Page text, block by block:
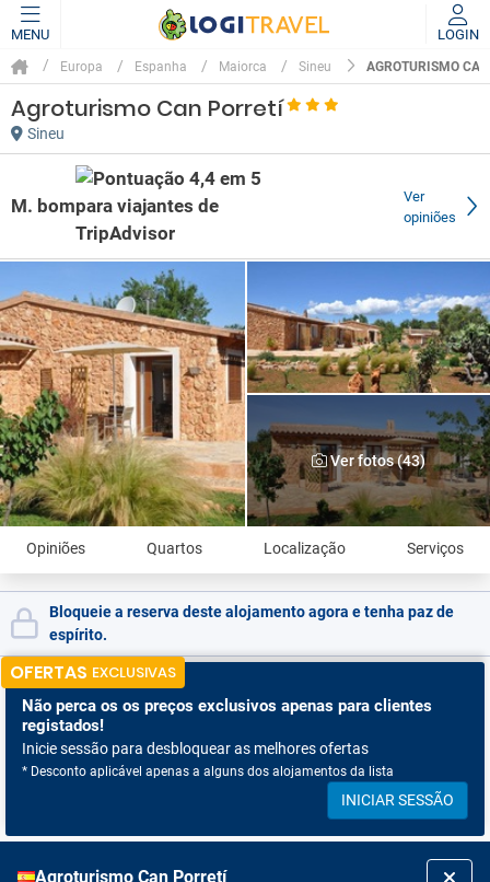
MENU LOGIN
Europa Espanha Maiorca Sineu AGROTURISMO
Agroturismo Can Porretí
Sineu
M. bom
Ver
opiniões
Ver fotos (43)
Opiniões Quartos Localização Serviços
Bloqueie a reserva deste alojamento agora e tenha paz de
espírito.
OFERTAS EXCLUSIVAS
Não perca os os preços exclusivos apenas para clientes
registados!
Inicie sessão para desbloquear as melhores ofertas
* Desconto aplicável apenas a alguns dos alojamentos da lista
INICIAR SESSÃO
Agroturismo Can Porretí